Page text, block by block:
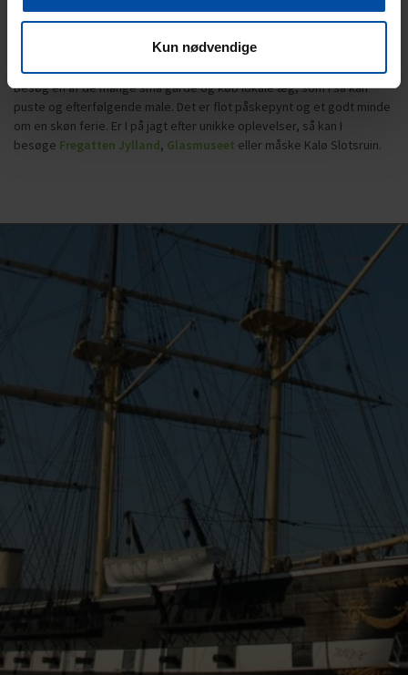
Kun nødvendige
søger ud i naturen, når dagene skal fyldes ud. I kan gå lange ture eller
finder I både muligheder for at cykle på landevej og mountainbike
En anden fast påsketradition for mange familier er ægpustning.
Besøg en af de mange små gårde og køb lokale æg, som I så kan
puste og efterfølgende male. Det er flot påskepynt og et godt minde
om en skøn ferie. Er I på jagt efter unikke oplevelser, så kan I
besøge Fregatten Jylland, Glasmuseet eller måske Kalø Slotsruin.